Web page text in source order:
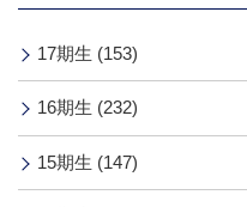
17期生 (153)
16期生 (232)
15期生 (147)